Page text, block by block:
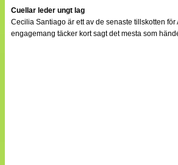
Cuellar leder ungt lag
Cecilia Santiago är ett av de senaste tillskotten
engagemang täcker kort sagt det mesta som